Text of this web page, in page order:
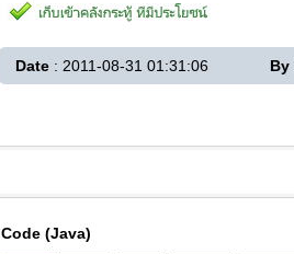
Date : 2011-08-31 01:31:06 By
Code (Java)